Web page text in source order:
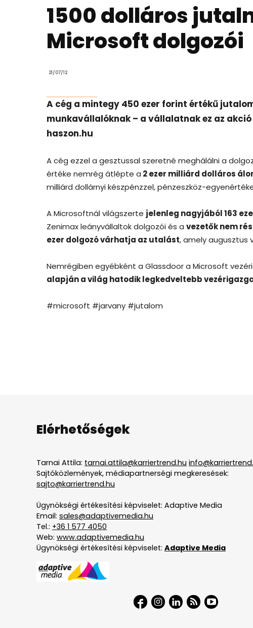
1500 dolláros
Microsoft dolgozói
21/07/12
A cég a mintegy 450 ezer forint értékű
munkavállalóknak – a vállalatnak ez az
haszon.hu
A cég ezzel a gesztussal szeretné meghálálni a
értéke nemrég átlépte a 2 ezer milliárd dolláros
milliárd dollárnyi készpénzzel, pénzeszköz-
A Microsoftnál világszerte jelenleg nagyjából 163
Zenimax leányvállaltok dolgozói és a vezetők nem
ezer dolgozó várhatja az utalást, amely augusztus
Nemrégiben egyébként a Glassdoor a Microsoft
alapján a világ hatodik legkedveltebb
#microsoft #jarvany #jutalom
Elérhetőségek
Tarnai Attila: tarnai.attila@karriertrend.hu
Sajtóközlemények, médiapartnerségi megkeresések:
sajto@karriertrend.hu
Ügynökségi értékesítési képviselet: Adaptive Media
Email: sales@adaptivemedia.hu
Tel.: +36 1 577 4050
Web: www.adaptivemedia.hu
Ügynökségi értékesítési képviselet: Adaptive Media